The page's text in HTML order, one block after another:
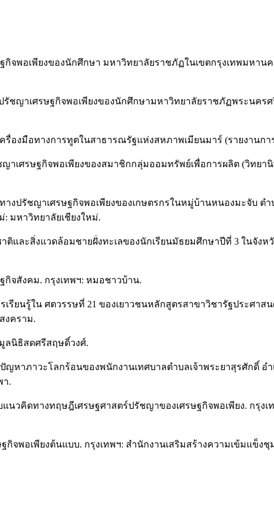
พอเพียงของนักศึกษา มหาวิทยาลัยราชภัฏในเขตกรุงเทพมหานค
ชญาเศรษฐกิจพอเพียงของนักศึกษามหาวิทยาลัยราชภัฏพระนครศ
องมือทางการทูตในสาธารณรัฐแห่งสหภาพเมียนมาร์ (รายงานกา
าเศรษฐกิจพอเพียงของสมาชิกกลุ่มออมทรัพย์เพื่อการผลิต (วิท
ปรัชญาเศรษฐกิจพอเพียงของเกษตรกรในหมู่บ้านหนองมะจับ ตำ
มหาวิทยาลัยเชียงใหม่.
และสิ่งแวดล้อมชายฝั่งทะเลของนักเรียนมัธยมศึกษาปีที่ 3 ในจั
กิจสังคม. กรุงเทพฯ: หมอชาวบ้าน.
รียนรู้ใน ศตวรรษที่ 21 ของเยาวชนหลักสูตรสาขาวิชารัฐประศา
งคราม.
ลนิธิสดศรีสฤษดิ์วงศ์.
หาภาวะโลกร้อนของพนักงานเทศบาลตำบลเจ้าพระยาสุรศักดิ์ อ
า.
นวคิดทางทฤษฎีเศรษฐศาสตร์ปรัชญาของเศรษฐกิจพอเพียง. กรุ
จพอเพียงต้นแบบ. กรุงเทพฯ: สำนักงานเสริมสร้างความเข้มแข็งชุ